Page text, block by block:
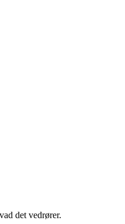
det vedrører.